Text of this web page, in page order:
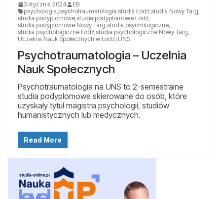
3 stycznia 2024
EB
psychologia,psychotraumatologia,studia Łódź,studia Nowy Targ,
studia podyplomowe,studia podyplomowe Łódź,
studia podyplomowe Nowy Targ,studia psychologiczne,
studia psychologiczne Łódź,studia psychologiczne Nowy Targ,
Uczelnia Nauk Społecznych w Łodzi,UNS
Psychotraumatologia – Uczelnia
Nauk Społecznych
Psychotraumatologia na UNS to 2-semestralne
studia podyplomowe skierowane do osób, które
uzyskały tytuł magistra psychologii, studiów
humanistycznych lub medycznych.
Read More